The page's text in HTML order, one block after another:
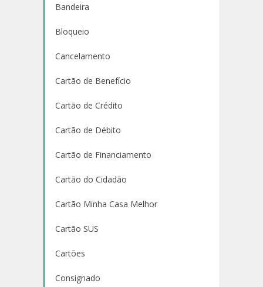
Bandeira
Bloqueio
Cancelamento
Cartão de Benefício
Cartão de Crédito
Cartão de Débito
Cartão de Financiamento
Cartão do Cidadão
Cartão Minha Casa Melhor
Cartão SUS
Cartões
Consignado